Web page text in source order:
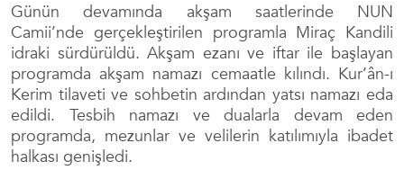
Günün devamında akşam saatlerinde NUN
Camii’nde gerçekleştirilen programla Miraç Kandili
idraki sürdürüldü. Akşam ezanı ve iftar ile başlayan
programda akşam namazı cemaatle kılındı. Kur’ân-ı
Kerim tilaveti ve sohbetin ardından yatsı namazı eda
edildi. Tesbih namazı ve dualarla devam eden
programda, mezunlar ve velilerin katılımıyla ibadet
halkası genişledi.